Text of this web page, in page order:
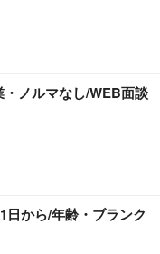
ノルマなし/WEB面談
日から/年齢・ブランク